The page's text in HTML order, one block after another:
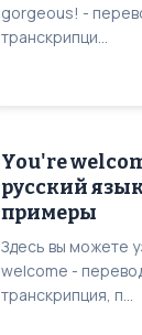
gorgeous! -
транскрипци...
You're
русский
примеры
Здесь вы можете
welcome -
транскрипция, п...